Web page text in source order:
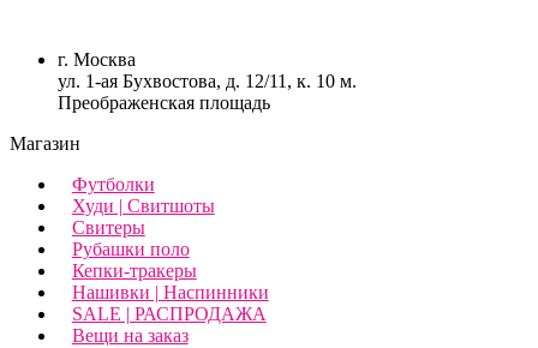
г. Москва
ул. 1-ая Бухвостова, д. 12/11, к. 10 м.
Преображенская площадь
Магазин
Футболки
Худи | Свитшоты
Свитеры
Рубашки поло
Кепки-тракеры
Нашивки | Наспинники
SALE | РАСПРОДАЖА
Вещи на заказ